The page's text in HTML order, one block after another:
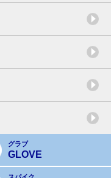
グラブ
GLOVE